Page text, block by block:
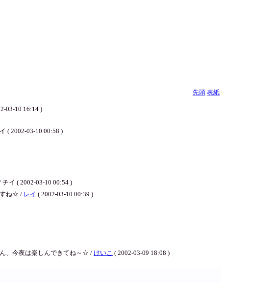
先頭 表紙
03-10 16:14 )
( 2002-03-10 00:58 )
イ ( 2002-03-10 00:54 )
すね☆ / レイ ( 2002-03-10 00:39 )
、今夜は楽しんできてね～☆ / けいこ ( 2002-03-09 18:08 )